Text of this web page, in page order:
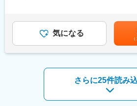
る地域密着型の専門商社です。創業
北を中心に事業を展開。官公庁や大手
安定した経営基盤を築いています。施
により、顧客ニーズに柔軟に応えられ
さらなる成長が期待されています。
変更の範囲：会社の定める業務
・作業工程や品質の管理・完了検査
・書類や計画書の作成
入社後3ヶ月間の試用期間があります。
有資格者を集めて、工事本部を設立し
合格者には5万円を支給しています。
有＜給与補足＞※固定残業手当は月給
賞与：年2回（計2ヶ月分を想定）■昇
1,000円～10,000円（前年度実績）賃
であり、選考を通じて上下する可能性
気になる
さらに25件読み